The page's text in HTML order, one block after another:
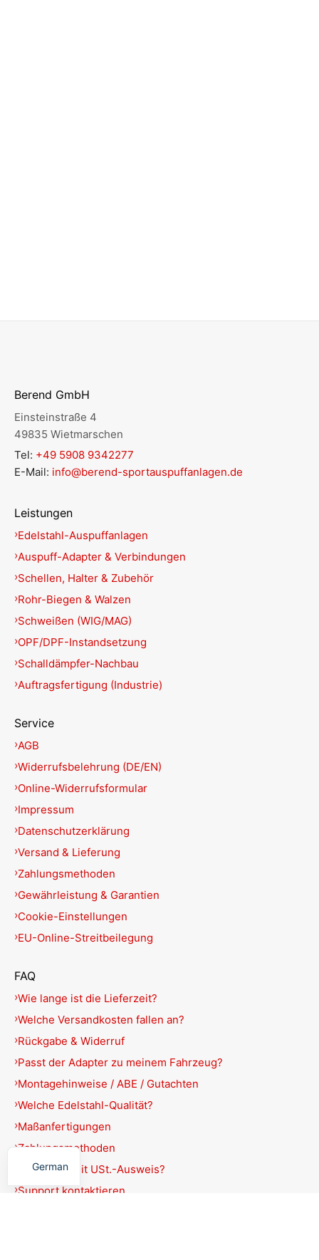
Berend GmbH
Einsteinstraße 4
49835 Wietmarschen
Tel: +49 5908 9342277
E-Mail: info@berend-sportauspuffanlagen.de
Leistungen
Edelstahl-Auspuffanlagen
Auspuff-Adapter & Verbindungen
Schellen, Halter & Zubehör
Rohr-Biegen & Walzen
Schweißen (WIG/MAG)
OPF/DPF-Instandsetzung
Schalldämpfer-Nachbau
Auftragsfertigung (Industrie)
Service
AGB
Widerrufsbelehrung (DE/EN)
Online-Widerrufsformular
Impressum
Datenschutzerklärung
Versand & Lieferung
Zahlungsmethoden
Gewährleistung & Garantien
Cookie-Einstellungen
EU-Online-Streitbeilegung
FAQ
Wie lange ist die Lieferzeit?
Welche Versandkosten fallen an?
Rückgabe & Widerruf
Passt der Adapter zu meinem Fahrzeug?
Montagehinweise / ABE / Gutachten
Welche Edelstahl-Qualität?
Maßanfertigungen
Zahlungsmethoden
Rechnung mit USt.-Ausweis?
Support kontaktieren
German
English